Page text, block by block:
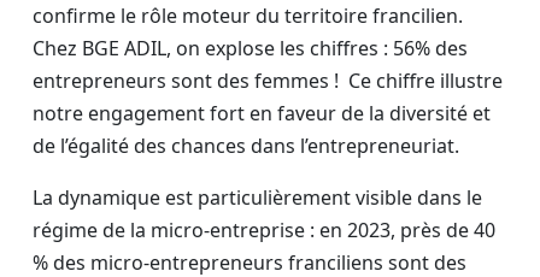
confirme le rôle moteur du territoire francilien.
Chez BGE ADIL, on explose les chiffres : 56% des
entrepreneurs sont des femmes ! Ce chiffre illustre
notre engagement fort en faveur de la diversité et
de l’égalité des chances dans l’entrepreneuriat.
La dynamique est particulièrement visible dans le
régime de la micro-entreprise : en 2023, près de 40
% des micro-entrepreneurs franciliens sont des